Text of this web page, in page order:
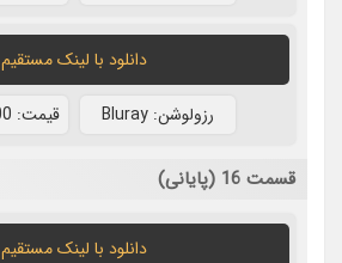
دانلود با لينک مستقيم
رزولوشن: Bluray قيمت: 12000 تومان
قسمت 16 (پایانی)
دانلود با لينک مستقيم